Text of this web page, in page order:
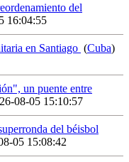
del
16:04:55
en Santiago (Cuba)
un puente entre
08-05 15:10:57
del béisbol
05 15:08:42